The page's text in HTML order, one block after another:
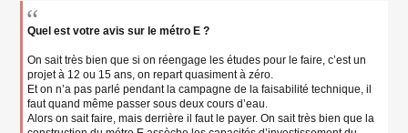
Quel est votre avis sur le métro E ?
On sait très bien que si on réengage les études pour le faire, c’est un
projet à 12 ou 15 ans, on repart quasiment à zéro.
Et on n’a pas parlé pendant la campagne de la faisabilité technique, il
faut quand même passer sous deux cours d’eau.
Alors on sait faire, mais derrière il faut le payer. On sait très bien que la